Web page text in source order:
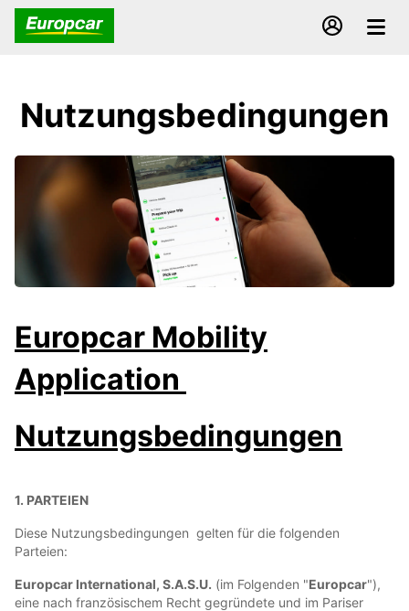
Nutzungsbedingungen
Europcar Mobility
Application
Nutzungsbedingungen
1. PARTEIEN
Diese Nutzungsbedingungen gelten für die folgenden
Parteien:
Europcar International, S.A.S.U. (im Folgenden "Europcar"),
eine nach französischem Recht gegründete und im Pariser